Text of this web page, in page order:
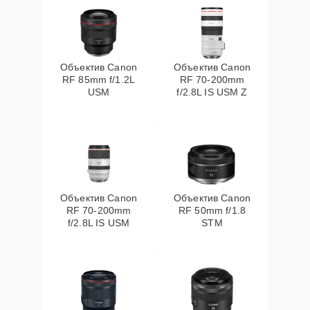
Объектив Canon
RF 85mm f/1.2L
USM
Объектив Canon
RF 70‑200mm
f/2.8L IS USM Z
Объектив Canon
RF 70‑200mm
f/2.8L IS USM
Объектив Canon
RF 50mm f/1.8
STM